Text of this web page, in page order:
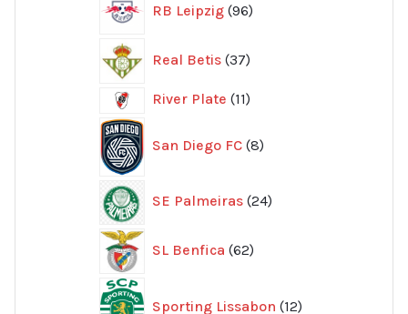
RB Leipzig 96
produkter
Real Betis 37
produkter
River Plate 1111
San Diego FC 8produkter
SE Palmeiras 24
produkter
SL Benfica 62
produkter
Sporting Lissabon 12produkter